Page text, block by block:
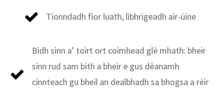
Tionndadh fìor luath, lìbhrigeadh air-ùine
Bidh sinn a’ toirt ort coimhead glè mhath: bheir
sinn rud sam bith a bheir e gus dèanamh
cinnteach gu bheil an dealbhadh sa bhogsa a rèir